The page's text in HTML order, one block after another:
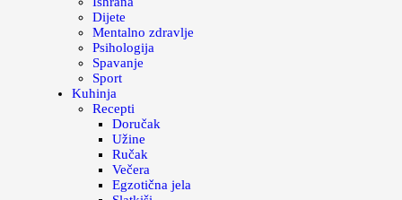
Dijete
Mentalno zdravlje
Psihologija
Spavanje
Sport
Kuhinja
Recepti
Doručak
Užine
Ručak
Večera
Egzotična jela